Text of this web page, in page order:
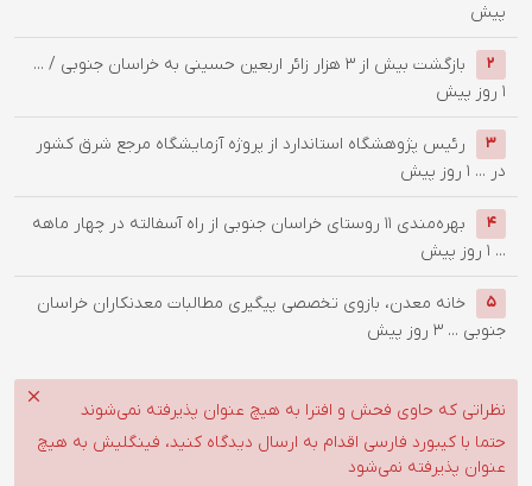
پیش
2
بازگشت بیش از ۳ هزار زائر اربعین حسینی به خراسان جنوبی / ...
1 روز پیش
3
رئیس پژوهشگاه استاندارد از پروژه آزمایشگاه مرجع شرق کشور
در ... 1 روز پیش
4
بهره‌مندی ۱۱ روستای خراسان جنوبی از راه آسفالته در چهار ماهه
... 1 روز پیش
5
خانه معدن، بازوی تخصصی پیگیری مطالبات معدنکاران خراسان
جنوبی ... 3 روز پیش
نظراتی که حاوی فحش و افترا به هیچ عنوان پذیرفته نمی‌شوند
حتما با کیبورد فارسی اقدام به ارسال دیدگاه کنید، فینگلیش به هیچ
عنوان پذیرفته نمی‌شود